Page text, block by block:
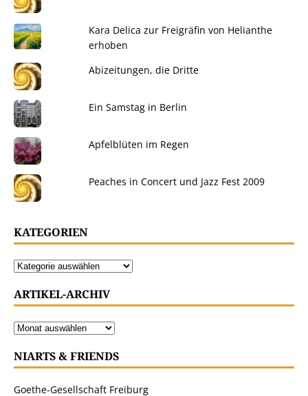
Kara Delica zur Freigräfin von Helianthe
erhoben
Abizeitungen, die Dritte
Ein Samstag in Berlin
Apfelblüten im Regen
Peaches in Concert und Jazz Fest 2009
KATEGORIEN
ARTIKEL-ARCHIV
NIARTS & FRIENDS
Goethe-Gesellschaft Freiburg